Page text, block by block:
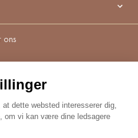
WAAR TE KOOP
ons
voorbehouden